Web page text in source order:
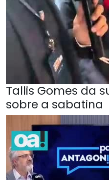
Tallis Gomes da
sobre a sabatina